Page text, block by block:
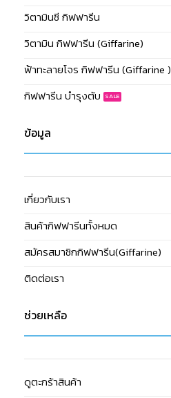
วิตามินซี กิฟฟารีน
วิตามิน กิฟฟารีน (Giffarine)
ฟ้าทะลายโจร กิฟฟารีน (Giffarine )
กิฟฟารีน บำรุงตับ
ข้อมูล
เกี่ยวกับเรา
สินค้ากิฟฟารีนทั้งหมด
สมัครสมาชิกกิฟฟารีน(Giffarine)
ติดต่อเรา
ช่วยเหลือ
ดูตะกร้าสินค้า